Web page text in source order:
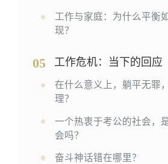
工作与家庭：为什么平衡
现？
05 工作危机：当下的回应
在什么意义上，躺平无罪
理？
一个热衷于考公的社会，
会吗？
奋斗神话错在哪里？